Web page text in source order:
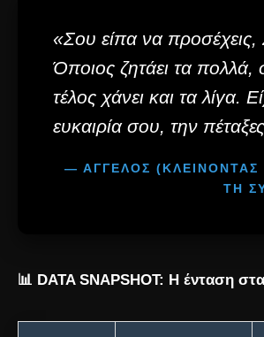
«Σου είπα να προσέχεις,
Όποιος ζητάει τα πολλά,
τέλος χάνει και τα λίγα.
ευκαιρία σου, την
— ΑΓΓΕΛΟΣ (ΚΛΕΊΝΟΝΤΑΣ
ΤΗ
📊 DATA SNAPSHOT: Η ένταση